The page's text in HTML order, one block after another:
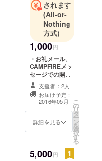
されます
(All-or-
Nothing
方式)
1,000円
・お礼メール、
CAMPFIREメッ
セージでの開発
状況報告
支援者：2人
お届け予定：
2016年05月
詳細を見る
こ
の
リ
タ
ー
ン
を
選
択
す
る
5,000円